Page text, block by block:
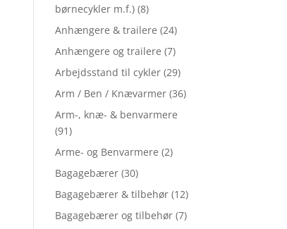
børnecykler m.f.) (8)
Anhængere & trailere (24)
Anhængere og trailere (7)
Arbejdsstand til cykler (29)
Arm / Ben / Knævarmer (36)
Arm-, knæ- & benvarmere
(91)
Arme- og Benvarmere (2)
Bagagebærer (30)
Bagagebærer & tilbehør (12)
Bagagebærer og tilbehør (7)